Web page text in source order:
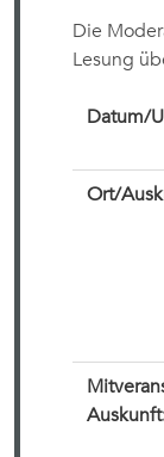
Die
Lesung
Datum/
Ort/